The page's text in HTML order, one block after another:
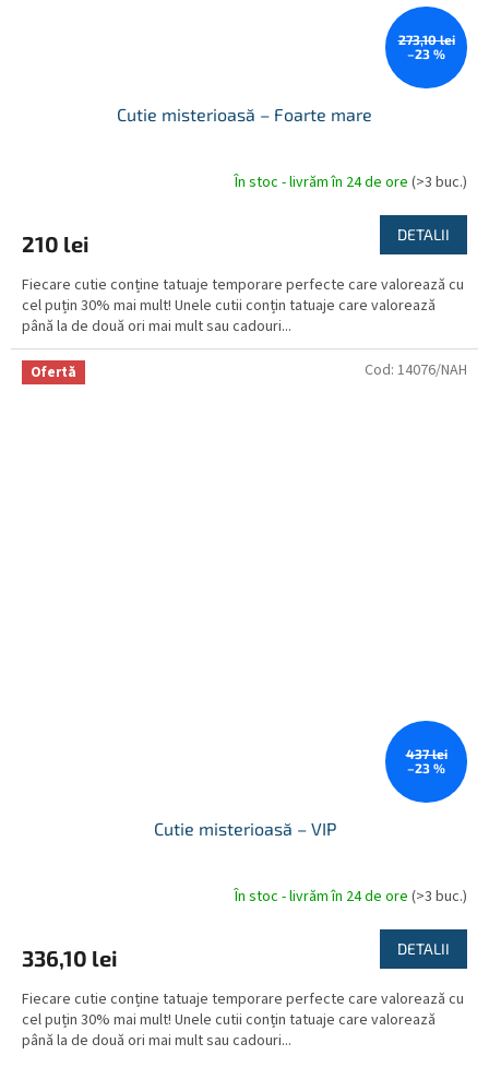
273,10 lei
–23 %
Cutie misterioasă – Foarte mare
produsului
5,0
din
5
stele.
În stoc - livrăm în 24 de ore(>3 buc.)
210 lei DETALII
Fiecare cutie conține tatuaje temporare perfecte care valorează cu
cel puțin 30% mai mult! Unele cutii conțin tatuaje care valorează
până la de două ori mai mult sau cadouri...
Ofertă
437 lei
–23 %
Cutie misterioasă – VIP
produsului
5,0
din
5
În stoc - livrăm în 24 de ore(>3 buc.)
336,10 lei DETALII
Fiecare cutie conține tatuaje temporare perfecte care valorează cu
cel puțin 30% mai mult! Unele cutii conțin tatuaje care valorează
până la de două ori mai mult sau cadouri...
Cod: 14076/NAH